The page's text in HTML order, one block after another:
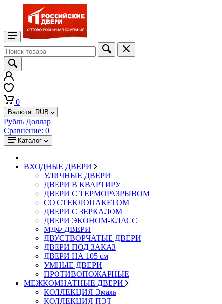
0
Валюта: RUB
Рубль Доллар
Сравнение: 0
Каталог
ВХОДНЫЕ ДВЕРИ
УЛИЧНЫЕ ДВЕРИ
ДВЕРИ В КВАРТИРУ
ДВЕРИ С ТЕРМОРАЗРЫВОМ
СО СТЕКЛОПАКЕТОМ
ДВЕРИ С ЗЕРКАЛОМ
ДВЕРИ ЭКОНОМ-КЛАСС
МДФ ДВЕРИ
ДВУСТВОРЧАТЫЕ ДВЕРИ
ДВЕРИ ПОД ЗАКАЗ
ДВЕРИ НА 105 см
УМНЫЕ ДВЕРИ
ПРОТИВОПОЖАРНЫЕ
МЕЖКОМНАТНЫЕ ДВЕРИ
КОЛЛЕКЦИЯ Эмаль
КОЛЛЕКЦИЯ ПЭТ